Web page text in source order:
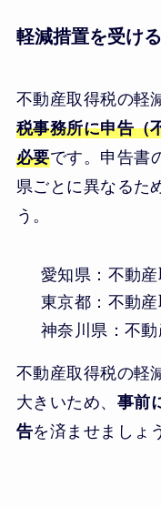
軽減措置を受け
不動産取得税の軽
税事務所に申告（
必要です。申告書
県ごとに異なるた
う。
愛知県：不動
東京都：不動
神奈川県：不
不動産取得税の軽
大きいため、 事前
告を済ませましょ